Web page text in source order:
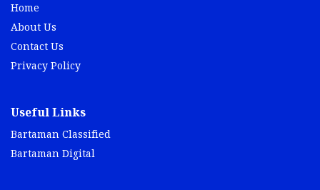
Home
About Us
Contact Us
Privacy Policy
Useful Links
Bartaman Classified
Bartaman Digital